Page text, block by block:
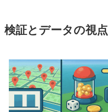
検証とデータの視点